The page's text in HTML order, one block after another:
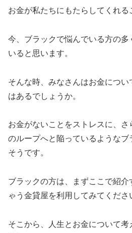
お金が私たちにもたらしてくれる
今、ブラックで悩んでいる方の多
いると思います。
そんな時、みなさんはお金につい
はあるでしょうか。
お金がないことをストレスに、
のループへと陥っているような
そうです。
ブラックの方は、まずここで紹
ゃう金貸屋を利用してみてくださ
そこから、人生とお金について考